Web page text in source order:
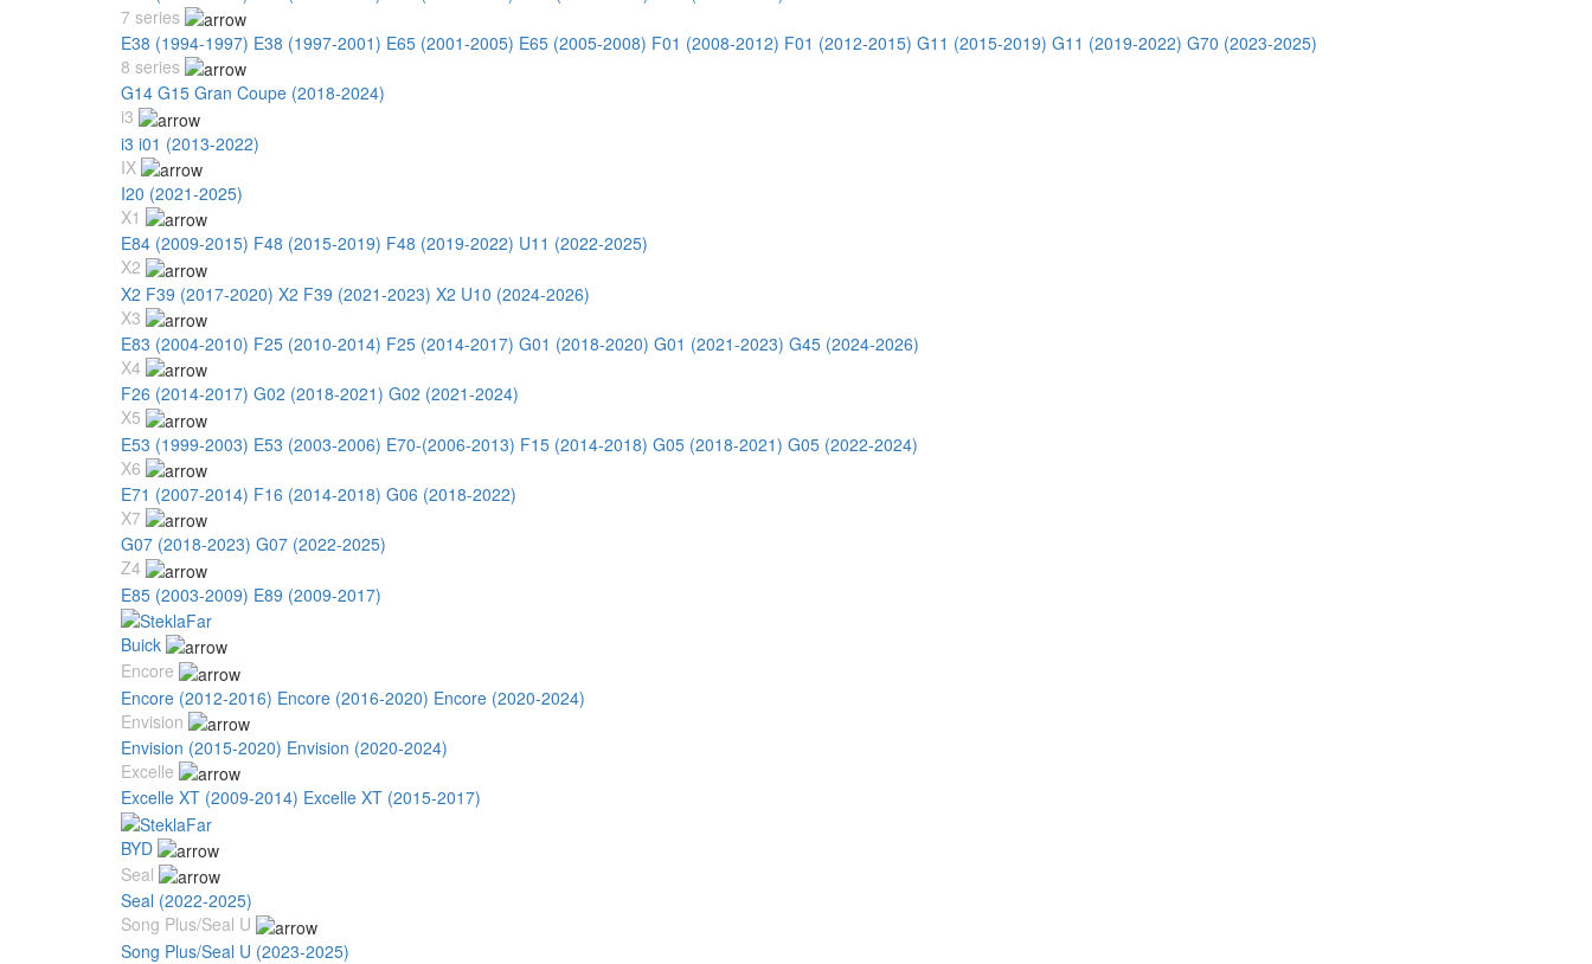
7 series
E38 (1994-1997) E38 (1997-2001) E65 (2001-2005) E65 (2005-2008) F01 (2008-2012) F01 (2012-2015) G11 (2015-2019) G11 (2019-2022) G70 (2023-2025)
8 series
G14 G15 Gran Coupe (2018-2024)
i3
i3 i01 (2013-2022)
IX
I20 (2021-2025)
X1
E84 (2009-2015) F48 (2015-2019) F48 (2019-2022) U11 (2022-2025)
X2
X2 F39 (2017-2020) X2 F39 (2021-2023) X2 U10 (2024-2026)
X3
E83 (2004-2010) F25 (2010-2014) F25 (2014-2017) G01 (2018-2020) G01 (2021-2023) G45 (2024-2026)
X4
F26 (2014-2017) G02 (2018-2021) G02 (2021-2024)
X5
E53 (1999-2003) E53 (2003-2006) E70-(2006-2013) F15 (2014-2018) G05 (2018-2021) G05 (2022-2024)
X6
E71 (2007-2014) F16 (2014-2018) G06 (2018-2022)
X7
G07 (2018-2023) G07 (2022-2025)
Z4
E85 (2003-2009) E89 (2009-2017)
Buick
Encore
Encore (2012-2016) Encore (2016-2020) Encore (2020-2024)
Envision
Envision (2015-2020) Envision (2020-2024)
Excelle
Excelle XT (2009-2014) Excelle XT (2015-2017)
BYD
Seal
Seal (2022-2025)
Song Plus/Seal U
Song Plus/Seal U (2023-2025)